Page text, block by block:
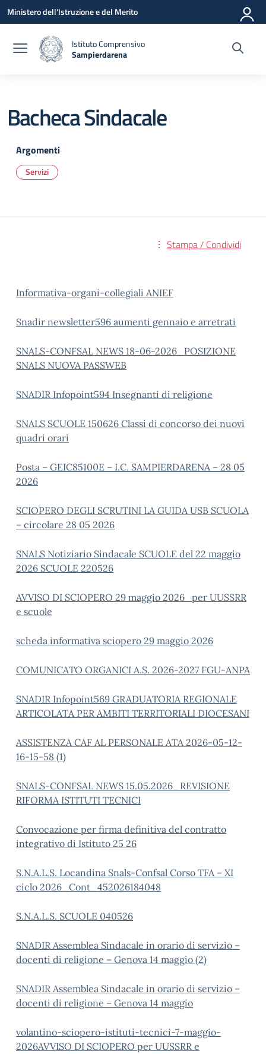
Vai ai contenuti
Vai al menu di navigazione
Vai al footer
Ministero dell'Istruzione e del Merito
Istituto Comprensivo
Sampierdarena
Bacheca Sindacale
Argomenti
Servizi
Stampa / Condividi
Informativa-organi-collegiali ANIEF
Snadir newsletter596 aumenti gennaio e arretrati
SNALS-CONFSAL NEWS 18-06-2026_POSIZIONE
SNALS NUOVA PASSWEB
SNADIR Infopoint594 Insegnanti di religione
SNALS SCUOLE 150626 Classi di concorso dei nuovi
quadri orari
Posta – GEIC85100E – I.C. SAMPIERDARENA – 28 05
2026
SCIOPERO DEGLI SCRUTINI LA GUIDA USB SCUOLA
– circolare 28 05 2026
SNALS Notiziario Sindacale SCUOLE del 22 maggio
2026 SCUOLE 220526
AVVISO DI SCIOPERO 29 maggio 2026_per UUSSRR
e scuole
scheda informativa sciopero 29 maggio 2026
COMUNICATO ORGANICI A.S. 2026-2027 FGU-ANPA
SNADIR Infopoint569 GRADUATORIA REGIONALE
ARTICOLATA PER AMBITI TERRITORIALI DIOCESANI
ASSISTENZA CAF AL PERSONALE ATA 2026-05-12-
16-15-58 (1)
SNALS-CONFSAL NEWS 15.05.2026_REVISIONE
RIFORMA ISTITUTI TECNICI
Convocazione per firma definitiva del contratto
integrativo di Istituto 25 26
S.N.A.L.S. Locandina Snals-Confsal Corso TFA – XI
ciclo 2026_Cont_452026184048
S.N.A.L.S. SCUOLE 040526
SNADIR Assemblea Sindacale in orario di servizio –
docenti di religione – Genova 14 maggio (2)
SNADIR Assemblea Sindacale in orario di servizio –
docenti di religione – Genova 14 maggio
volantino-sciopero-istituti-tecnici-7-maggio-
2026AVVISO DI SCIOPERO per UUSSRR e